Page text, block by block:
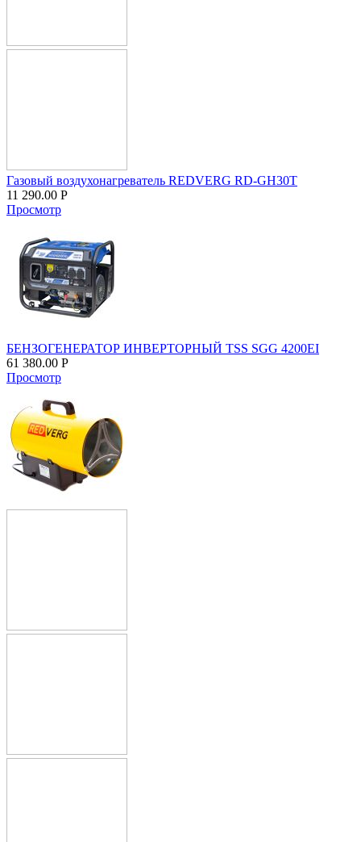
Газовый воздухонагреватель REDVERG RD-GH30T
11 290.00 Р
Просмотр
БЕНЗОГЕНЕРАТОР ИНВЕРТОРНЫЙ TSS SGG 4200EI
61 380.00 Р
Просмотр